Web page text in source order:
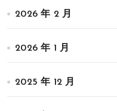
2026 年 2 月
2026 年 1 月
2025 年 12 月